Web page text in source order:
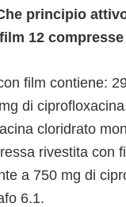
principio
12
film contiene:
di
cloridrato
rivestita con
a 750 mg di
6.1.